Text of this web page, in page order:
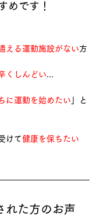
めです！
える運動施設がない方
くしんどい...
に運動を始めたい 」と
けて健康を保ちたい
れた方のお声